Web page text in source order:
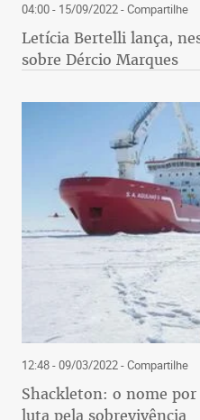
04:00 - 15/09/2022- Compartilhe
Letícia Bertelli lança,
sobre Dércio Marques
12:48 - 09/03/2022- Compartilhe
Shackleton: o nome
luta pela sobrevivência